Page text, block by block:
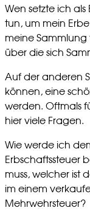
Wen setzte ich
tun, um mein
meine Sammlung
über die sich
Auf der anderen
können, eine
werden. Oftmals
hier viele Fragen.
Wie werde ich
Erbschaftssteuer
muss, welcher ist
im einem
Mehrwehrsteuer?